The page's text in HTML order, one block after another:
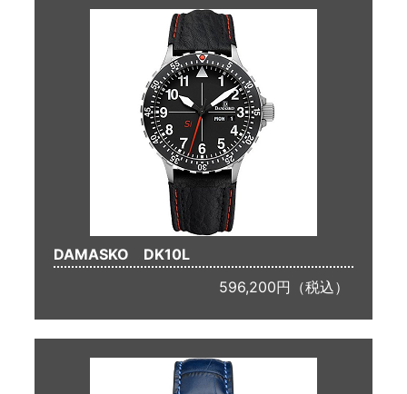
DAMASKO DK10L
596,200円（税込）